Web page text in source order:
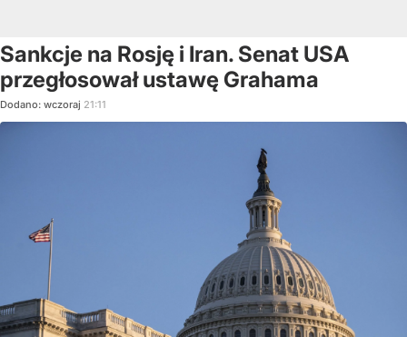
Sankcje na Rosję i Iran. Senat USA
przegłosował ustawę Grahama
Dodano: wczoraj 21:11